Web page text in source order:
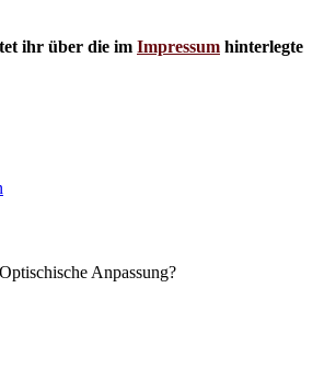
ihr über die im Impressum hinterlegte
Anpassung?